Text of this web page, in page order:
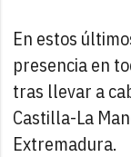
En estos
presencia en
tras llevar a
Castilla-La
Extremadura.